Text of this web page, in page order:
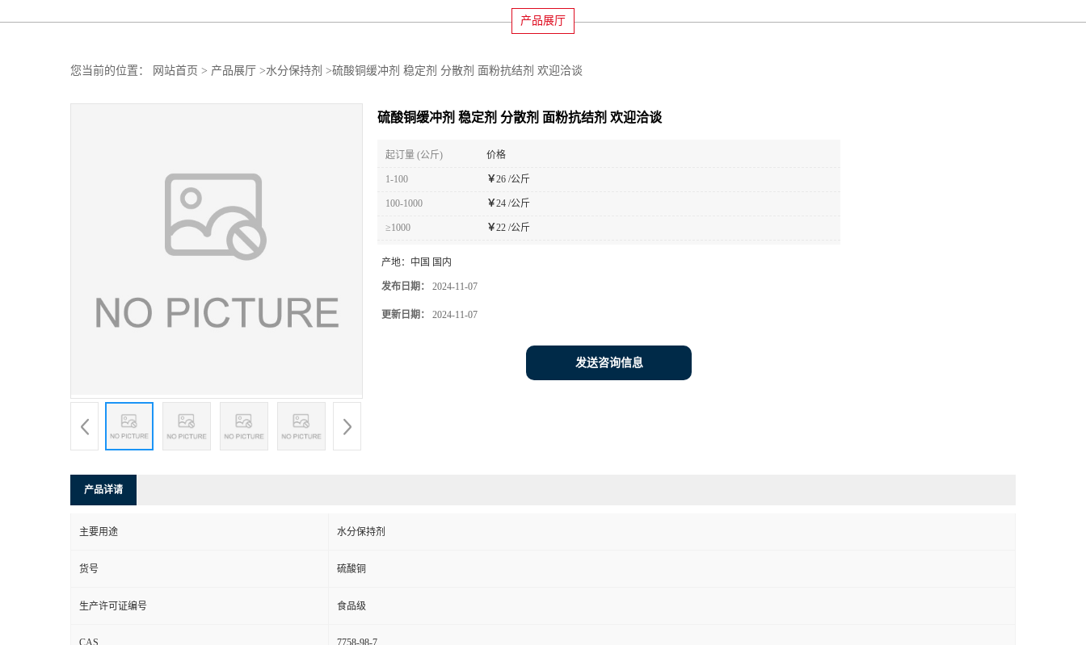
产品展厅
您当前的位置： 网站首页 > 产品展厅 >水分保持剂 >硫酸铜缓冲剂 稳定剂 分散剂 面粉抗结剂 欢迎洽谈
硫酸铜缓冲剂 稳定剂 分散剂 面粉抗结剂 欢迎洽谈
起订量 (公斤) 价格
1-100 ￥26 /公斤
100-1000 ￥24 /公斤
≥1000 ￥22 /公斤
产地： 中国 国内
发布日期： 2024-11-07
更新日期： 2024-11-07
发送咨询信息
产品详请
主要用途 水分保持剂
货号 硫酸铜
生产许可证编号 食品级
CAS 7758-98-7